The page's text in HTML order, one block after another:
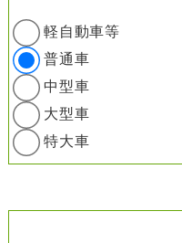
軽自動車等
普通車
中型車
大型車
特大車